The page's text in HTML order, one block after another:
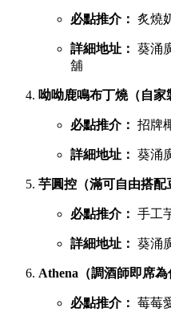
必點推介： 炙燒
詳細地址： 葵涌
舖
呦呦鹿鳴布丁燒（自家
必點推介： 招牌
詳細地址： 葵涌
芋圓控（滿可自由搭配
必點推介： 手工
詳細地址： 葵涌
Athena（調酒師即席為
必點推介： 莓莓